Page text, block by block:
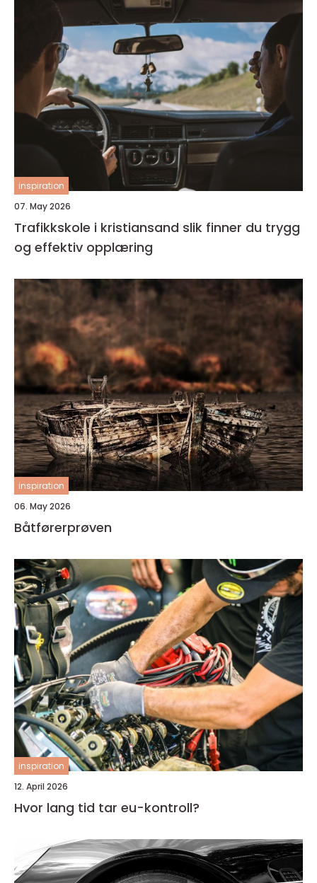
inspiration
07. May 2026
Trafikkskole i kristiansand slik finner du trygg
og effektiv opplæring
inspiration
06. May 2026
Båtførerprøven
inspiration
12. April 2026
Hvor lang tid tar eu-kontroll?